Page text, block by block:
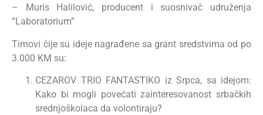
– Muris Halilović, producent i suosnivač udruženja
“Laboratorium”
Timovi čije su ideje nagrađene sa grant sredstvima od po
3.000 KM su:
CEZAROV TRIO FANTASTIKO iz Srpca, sa idejom:
Kako bi mogli povećati zainteresovanost srbačkih
srednjoškolaca da volontiraju?